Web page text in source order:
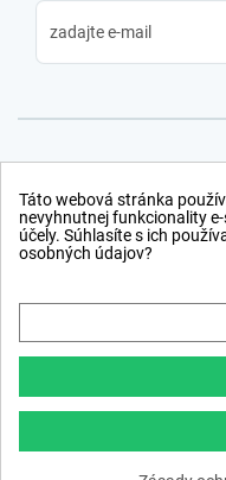
Táto webová stránka
nevyhnutnej funkcionality
účely. Súhlasíte s ich
osobných údajov?